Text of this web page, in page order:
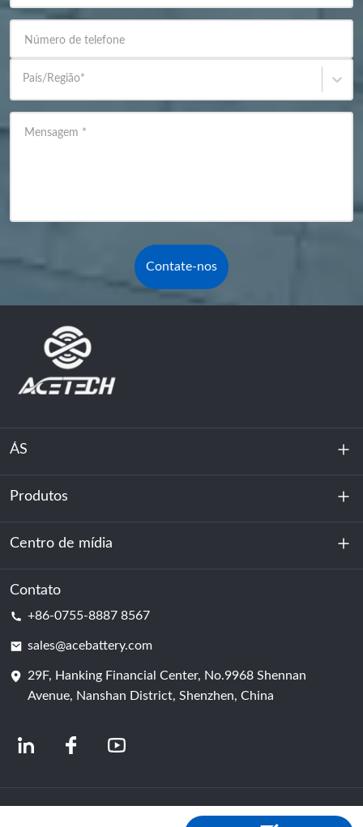
Número de telefone
País/Região*
Mensagem *
Contate-nos
ÁS
Sobre nós
Sustentabilidade
Produtos
Armazenamento de energia
Centro de dados e sala de servidores
Célula de bateria
Centro de mídia
Notícias
Contato
+86-0755-8887 8567
sales@acebattery.com
29F, Hanking Financial Center, No.9968 Shennan
Avenue, Nanshan District, Shenzhen, China
© 2024 Fabricantes Chineses de Baterias de Íon-Lítio | Fábrica e empresa de